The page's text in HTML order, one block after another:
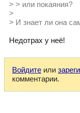
> > или покаяния?
>
> И знает ли она
Недотрах у неё!
Войдите или
комментарии.